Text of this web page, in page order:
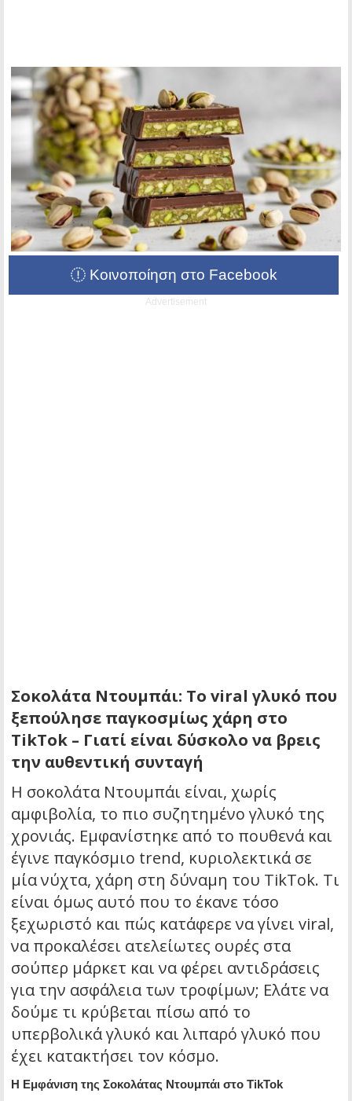
Κοινοποίηση στο Facebook
Advertisement
Σοκολάτα Ντουμπάι: Το viral γλυκό που
ξεπούλησε παγκοσμίως χάρη στο
TikTok – Γιατί είναι δύσκολο να βρεις
την αυθεντική συνταγή
Η σοκολάτα Ντουμπάι είναι, χωρίς
αμφιβολία, το πιο συζητημένο γλυκό της
χρονιάς. Εμφανίστηκε από το πουθενά και
έγινε παγκόσμιο trend, κυριολεκτικά σε
μία νύχτα, χάρη στη δύναμη του TikTok. Τι
είναι όμως αυτό που το έκανε τόσο
ξεχωριστό και πώς κατάφερε να γίνει viral,
να προκαλέσει ατελείωτες ουρές στα
σούπερ μάρκετ και να φέρει αντιδράσεις
για την ασφάλεια των τροφίμων; Ελάτε να
δούμε τι κρύβεται πίσω από το
υπερβολικά γλυκό και λιπαρό γλυκό που
έχει κατακτήσει τον κόσμο.
Η Εμφάνιση της Σοκολάτας Ντουμπάι στο TikTok